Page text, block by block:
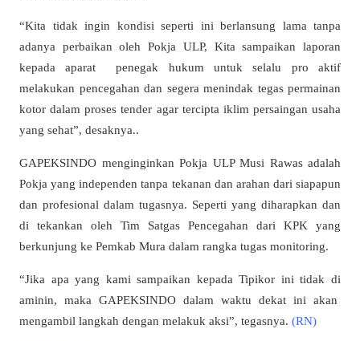
“Kita tidak ingin kondisi seperti ini berlansung lama tanpa
adanya perbaikan oleh Pokja ULP, Kita sampaikan laporan
kepada aparat penegak hukum untuk selalu pro aktif
melakukan pencegahan dan segera menindak tegas permainan
kotor dalam proses tender agar tercipta iklim persaingan usaha
yang sehat”, desaknya..
GAPEKSINDO menginginkan Pokja ULP Musi Rawas adalah
Pokja yang independen tanpa tekanan dan arahan dari siapapun
dan profesional dalam tugasnya. Seperti yang diharapkan dan
di tekankan oleh Tim Satgas Pencegahan dari KPK yang
berkunjung ke Pemkab Mura dalam rangka tugas monitoring.
“Jika apa yang kami sampaikan kepada Tipikor ini tidak di
aminin, maka GAPEKSINDO dalam waktu dekat ini akan
mengambil langkah dengan melakuk aksi”, tegasnya. (RN)